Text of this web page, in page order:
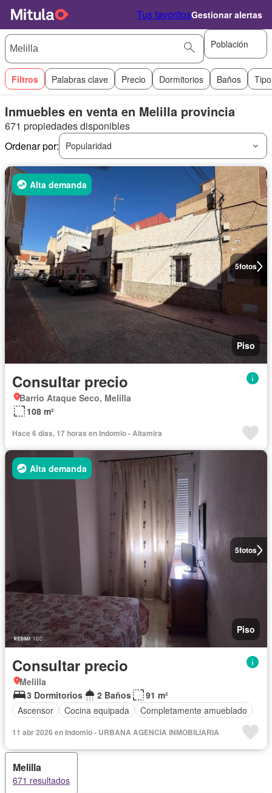
Tus favoritosGestionar alertas
Población
Filtros Palabras clave Precio Dormitorios Baños
Inmuebles en venta en Melilla provincia
671 propiedades disponibles
Ordenar por:
Popularidad
5fotos
Alta demanda
Piso
Consultar precio
Barrio Ataque Seco, Melilla
108 m²
Hace 6 días, 17 horas en Indomio - Altamira
5fotos
Alta demanda
Piso
Consultar precio
Melilla
3 Dormitorios
2 Baños
91 m²
Ascensor
Cocina equipada Completamente amueblado
11 abr 2026 en Indomio - URBANA AGENCIA INMOBILIARIA
Melilla
671 resultados